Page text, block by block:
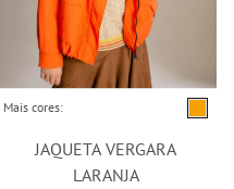
Mais cores:
JAQUETA VERGARA
LARANJA